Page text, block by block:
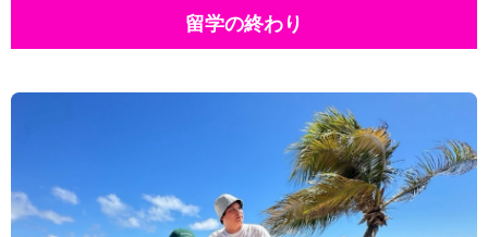
留学の終わり